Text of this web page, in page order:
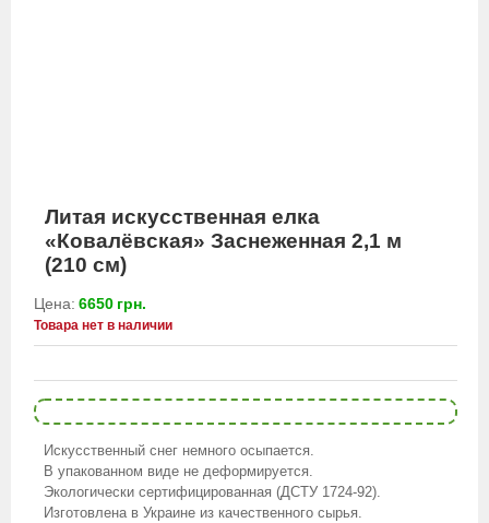
Литая искусственная елка
«Ковалёвская» Заснеженная 2,1 м
(210 см)
Цена: 6650 грн.
Товара нет в наличии
Искусственный снег немного осыпается.
В упакованном виде не деформируется.
Экологически сертифицированная (ДСТУ 1724-92).
Изготовлена в Украине из качественного сырья.